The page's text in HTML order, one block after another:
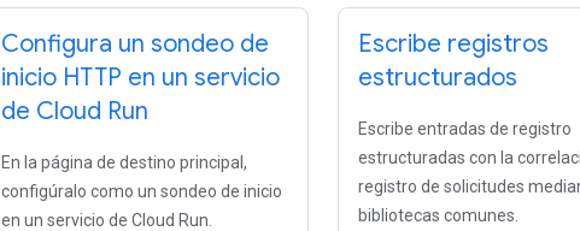
Configura un sondeo de
inicio HTTP en un servicio
de Cloud Run
En la página de destino principal,
configúralo como un sondeo de inicio
en un servicio de Cloud Run.
Escribe registros
estructurados
Escribe entradas de registro
estructuradas con la
registro de solicitudes
bibliotecas comunes.